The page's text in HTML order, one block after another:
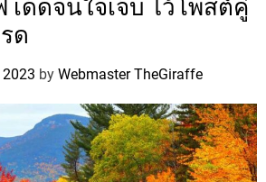
ด็ดจนใจเจ็บ ไว้โพสต์คู่
ด
2023 by Webmaster TheGiraffe